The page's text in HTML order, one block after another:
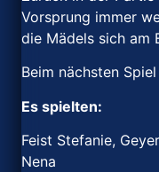
Vorsprung immer
die Mädels sich am
Beim nächsten
Es spielten:
Feist Stefanie,
Nena